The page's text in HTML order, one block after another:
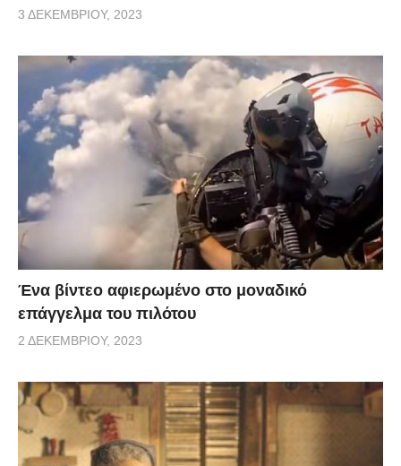
3 ΔΕΚΕΜΒΡΊΟΥ, 2023
Ένα βίντεο αφιερωμένο στο μοναδικό
επάγγελμα του πιλότου
2 ΔΕΚΕΜΒΡΊΟΥ, 2023